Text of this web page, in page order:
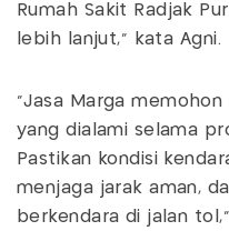
Rumah Sakit Radjak
lebih lanjut," kata Agni.
"Jasa Marga
yang dialami selama
Pastikan kondisi
menjaga jarak aman,
berkendara di jalan